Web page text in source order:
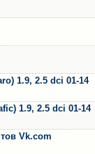
1.9, 2.5 dci 01-14
1.9, 2.5 dci 01-14
Vk.com